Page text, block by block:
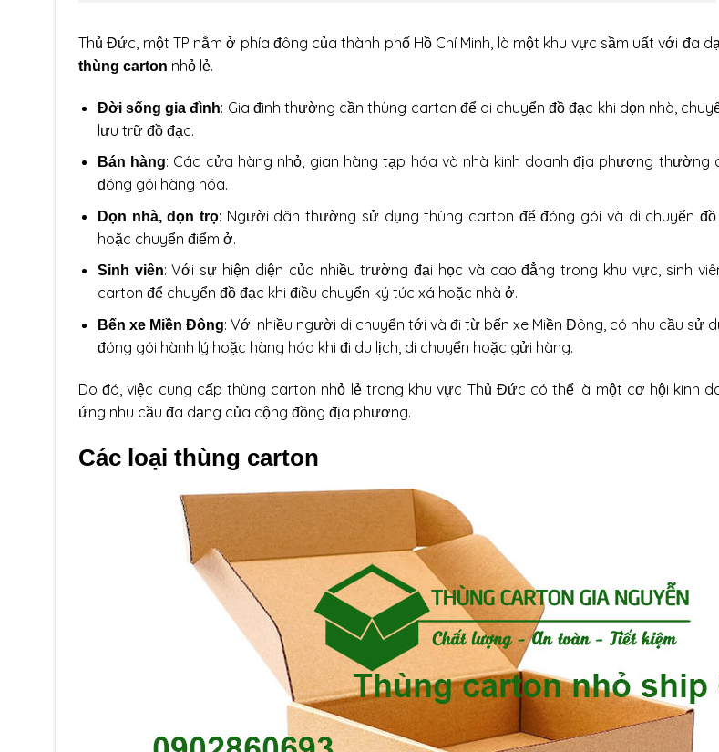
Thủ Đức, một TP nằm ở phía đông của thành phố Hồ Chí Minh, là một khu vực sầm uất với đa
thùng carton nhỏ lẻ.
Đời sống gia đình: Gia đình thường cần thùng carton để di chuyển đồ đạc khi dọn nhà,
lưu trữ đồ đạc.
Bán hàng: Các cửa hàng nhỏ, gian hàng tạp hóa và nhà kinh doanh địa phương thường
đóng gói hàng hóa.
Dọn nhà, dọn trọ: Người dân thường sử dụng thùng carton để đóng gói và di chuyển đồ
hoặc chuyển điểm ở.
Sinh viên: Với sự hiện diện của nhiều trường đại học và cao đẳng trong khu vực, sinh
carton để chuyển đồ đạc khi điều chuyển ký túc xá hoặc nhà ở.
Bến xe Miền Đông: Với nhiều người di chuyển tới và đi từ bến xe Miền Đông, có nhu cầu sử
đóng gói hành lý hoặc hàng hóa khi đi du lịch, di chuyển hoặc gửi hàng.
Do đó, việc cung cấp thùng carton nhỏ lẻ trong khu vực Thủ Đức có thể là một cơ hội kinh
ứng nhu cầu đa dạng của cộng đồng địa phương.
Các loại thùng carton